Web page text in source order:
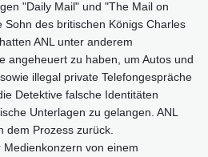
"Daily Mail" und "The Mail on
Sohn des britischen Königs Charles
ANL unter anderem
angeheuert zu haben, um Autos und
illegal private Telefongespräche
Detektive falsche Identitäten
Unterlagen zu gelangen. ANL
dem Prozess zurück.
von einem